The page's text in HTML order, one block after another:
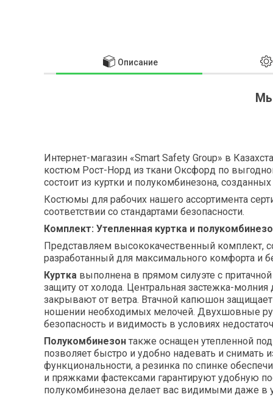
Описание
Интернет-магазин «Smart Safety Group» в
костюм Рост-Норд из ткани Оксфорд по
состоит из куртки и полукомбинезона,
Костюмы для рабочих нашего ассортимента
соответствии со стандартами безопасности.
Комплект: Утепленная куртка и
Представляем высококачественный комплект,
разработанный для максимального комфорта и
Куртка выполнена в прямом силуэте с
защиту от холода. Центральная застежка-
закрывают от ветра. Втачной капюшон
ношении необходимых мелочей. Двухшовные
безопасность и видимость в условиях
Полукомбинезон также оснащен утепленной
позволяет быстро и удобно надевать и
функциональности, а резинка по спинке
и пряжками фастексами гарантируют удобную
полукомбинезона делает вас видимыми даже в